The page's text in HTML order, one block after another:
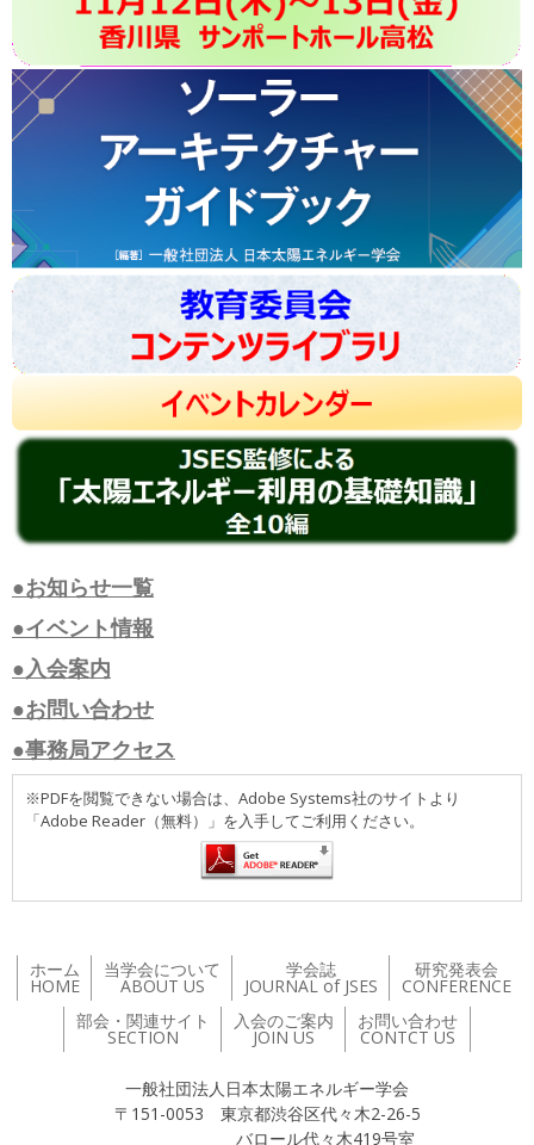
●お知らせ一覧
●イベント情報
●入会案内
●お問い合わせ
●事務局アクセス
※PDFを閲覧できない場合は、Adobe Systems社のサイトより
「Adobe Reader（無料）」を入手してご利用ください。
ホーム
HOME
当学会について
ABOUT US
学会誌
JOURNAL of JSES
研究発表会
CONFERENCE
部会・関連サイト
SECTION
入会のご案内
JOIN US
お問い合わせ
CONTCT US
一般社団法人日本太陽エネルギー学会
〒151-0053 東京都渋谷区代々木2-26-5
バロール代々木419号室